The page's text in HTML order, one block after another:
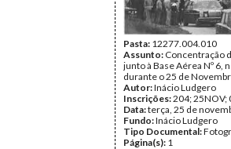
Pasta: 12277.004.010
Assunto: Concentração
junto à Base Aérea Nº 6,
durante o 25 de
Autor:Inácio Ludgero
Inscrições:204; 25NOV;
Data:terça, 25 de
Fundo:Inácio Ludgero
Tipo Documental:
Página(s): 1